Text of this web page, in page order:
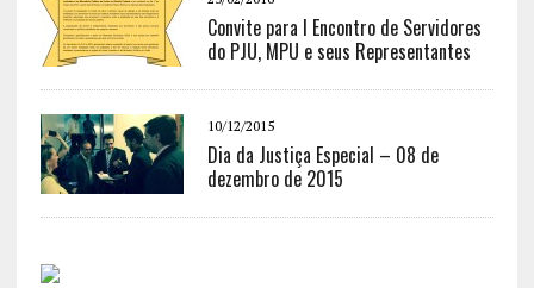
Convite para I Encontro de Servidores
do PJU, MPU e seus Representantes
10/12/2015
Dia da Justiça Especial – 08 de
dezembro de 2015